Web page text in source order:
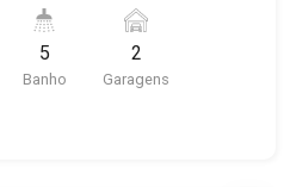
Imobiliária selecionou
sendo 1 suíte
5
Banho
2
Garagens